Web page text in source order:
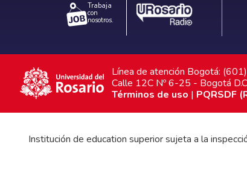
Trabaja
con
nosotros.
Línea de atención Bogotá:
Calle 12C Nº 6-25 - Bogotá
Términos de uso | PQRSDF
Institución de education superior sujeta a la